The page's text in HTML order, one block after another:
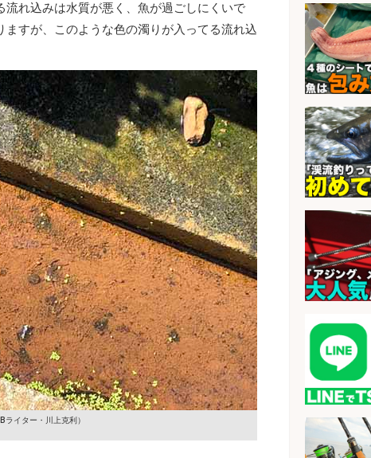
れ込みは水質が悪く、魚が過ごしにくいで
すが、このような色の濁りが入ってる流れ込
ライター・川上克利）